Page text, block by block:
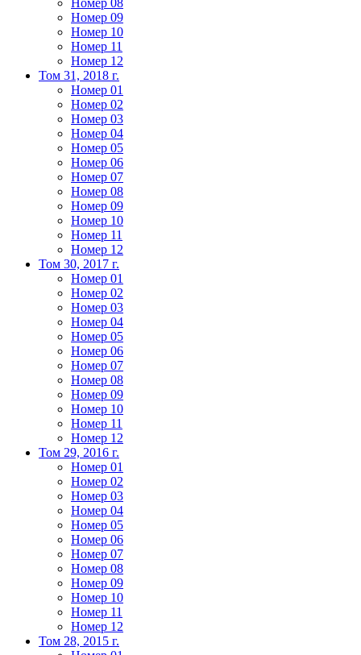
Номер 08
Номер 09
Номер 10
Номер 11
Номер 12
Том 31, 2018 г.
Номер 01
Номер 02
Номер 03
Номер 04
Номер 05
Номер 06
Номер 07
Номер 08
Номер 09
Номер 10
Номер 11
Номер 12
Том 30, 2017 г.
Номер 01
Номер 02
Номер 03
Номер 04
Номер 05
Номер 06
Номер 07
Номер 08
Номер 09
Номер 10
Номер 11
Номер 12
Том 29, 2016 г.
Номер 01
Номер 02
Номер 03
Номер 04
Номер 05
Номер 06
Номер 07
Номер 08
Номер 09
Номер 10
Номер 11
Номер 12
Том 28, 2015 г.